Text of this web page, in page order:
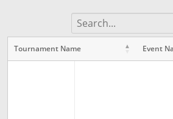
Tournament Name Event